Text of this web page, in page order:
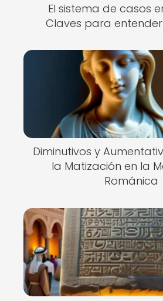
El sistema de casos
Claves para entender
Diminutivos y
la Matización en la
Románica